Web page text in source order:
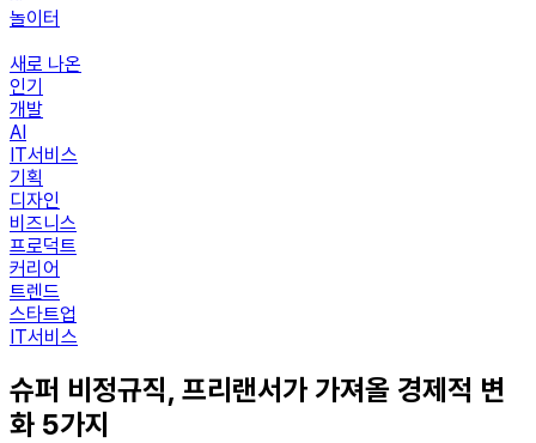
놀이터
새로 나온
인기
개발
AI
IT서비스
기획
디자인
비즈니스
프로덕트
커리어
트렌드
스타트업
IT서비스
슈퍼 비정규직, 프리랜서가 가져올 경제적 변
화 5가지